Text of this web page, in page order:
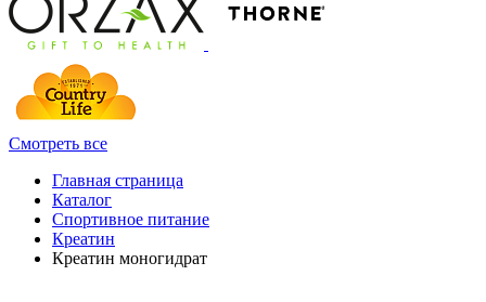
Смотреть все
Главная страница
Каталог
Спортивное питание
Креатин
Креатин моногидрат